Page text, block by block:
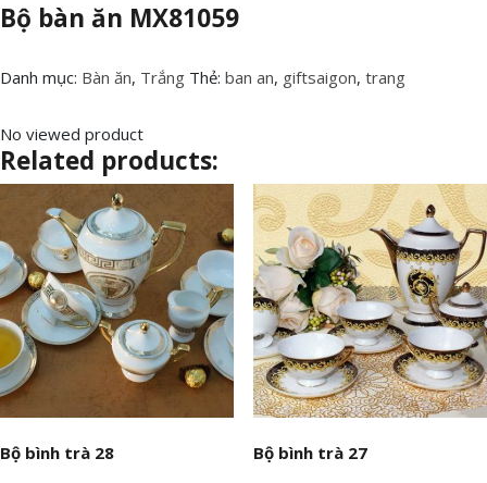
Bộ bàn ăn MX81059
Danh mục: Bàn ăn, Trắng Thẻ: ban an, giftsaigon, trang
No viewed product
Related products:
Bộ bình trà 28 Bộ bình trà 27